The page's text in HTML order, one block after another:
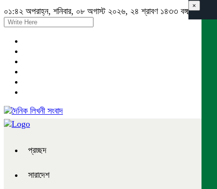
০১:৪২ অপরাহ্ন, শনিবার, ০৮ অগাস্ট ২০২৬, ২৪ শ্রাবণ ১৪৩৩ বঙ্গাব্দ
প্রচ্ছদ
সারাদেশ
×